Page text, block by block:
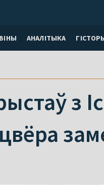
АНАЛІТЫКА
з